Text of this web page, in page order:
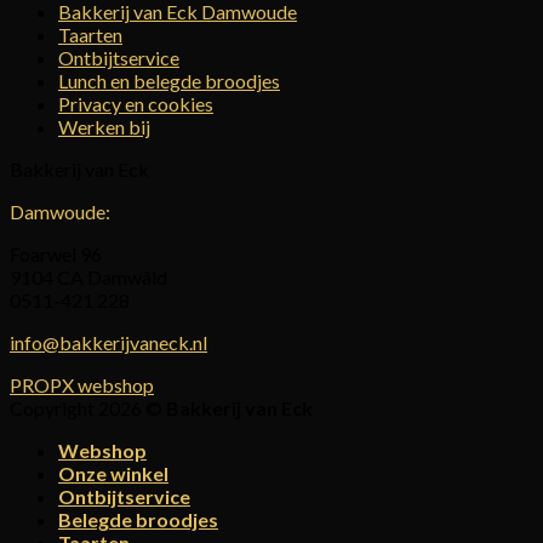
Bakkerij van Eck Damwoude
Taarten
Ontbijtservice
Lunch en belegde broodjes
Privacy en cookies
Werken bij
Damwoude:
info@bakkerijvaneck.nl
PROPX webshop
Webshop
Onze winkel
Ontbijtservice
Belegde broodjes